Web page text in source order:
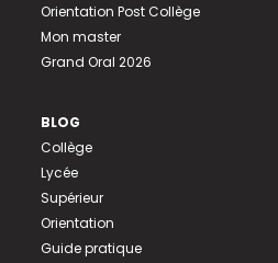
Orientation Post Collège
Mon master
Grand Oral 2026
BLOG
Collège
Lycée
Supérieur
Orientation
Guide pratique